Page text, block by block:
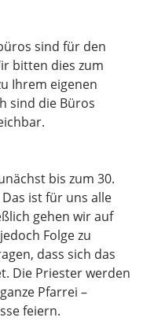
sind für den
bitten dies zum
Ihrem eigenen
sind die Büros
bis zum 30.
ist für uns alle
gehen wir auf
Folge zu
dass sich das
Die Priester werden
Pfarrei –
feiern.